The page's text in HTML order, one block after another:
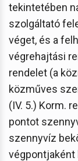
tekintetében
szolgáltató
véget, és a
végrehajtási
rendelet (a
közműves
(IV. 5.) Korm.
pontot
szennyvíz
végpontjaként